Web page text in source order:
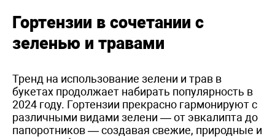
Гортензии в сочетании с
зеленью и травами
Тренд на использование зелени и трав в
букетах продолжает набирать популярность в
2024 году. Гортензии прекрасно гармонируют с
различными видами зелени — от эвкалипта до
папоротников — создавая свежие, природные и